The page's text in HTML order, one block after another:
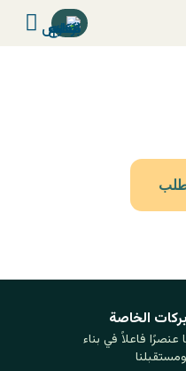
‏الخاصة
عنصرًا فاعلاً في بناء